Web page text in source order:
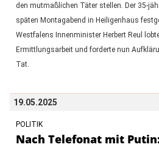
den mutmaßlichen Täter stellen. Der 35-
späten Montagabend in Heiligenhaus
Westfalens Innenminister Herbert Reul
Ermittlungsarbeit und forderte nun
Tat.
19.05.2025
POLITIK
Nach Telefonat mit